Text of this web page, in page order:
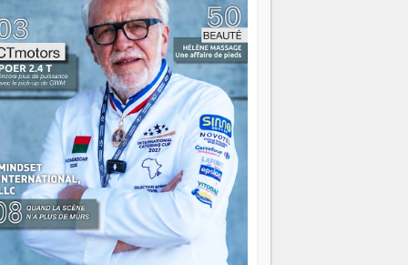
on pourrait s'arrêter là, applaudir et
chez soi satisfait. Mais ce serait
à côté d'une chose essentielle. La
ça brûle fort — et parfois, ça brûle
Une flamme sans direction peut
autant qu'elle peut consumer. C'est
que les aînés entrent en scène — pas
reprendre le gouvernail, mais pour
où sont les récifs. Les jeunes ont la
les vieux ont l'expérience, comme on
Ce n'est pas un combat de générations
c'est une question d'équipage. Partagez
réussites, mais aussi vos échecs. Surtout
échecs, d'ailleurs — ils enseignent
que n'importe quel manuel. À
la barque avance. Il faut juste